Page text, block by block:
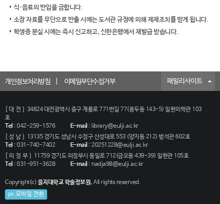
식·음료의 반입을 금합니다.
소장 자료를 무단으로 반출 시에는 도서관 규정에 의해 제재조치를 받게 됩니다.
학생증 분실 시에는 즉시 신고하고, 신한은행에서 재발급 받습니다.
개인정보처리방침 이메일무단수집거부 패밀리사이트
[대전]
34824 대전광역시 중구 계룡로 771번길 77(용두동 143-5) 일현의학관 103
호
Tel: 042-259-1576 E-mail: library@eulji.ac.kr
[성남]
13135 경기도 성남시 수정구 산성대로 553 (양지동 212) 범석관 602호
Tel: 031-740-7402 E-mail: 20251228@eulji.ac.kr
[의정부]
11759 경기도 의정부시 동일로 712(금오동 439-39) 일현관 105호
Tel: 031-951-3628 E-mail: nadja98@eulji.ac.kr
Copyright(c) 을지대학교 학술정보원. All rights reserved.
pc 모바일 전환